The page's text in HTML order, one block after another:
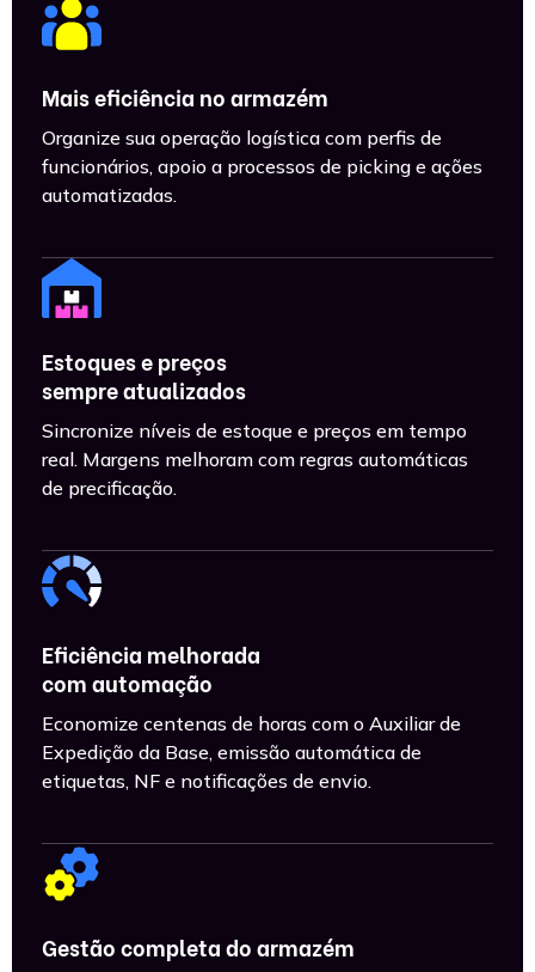
Mais eficiência no armazém
Organize sua operação logística com perfis de
funcionários, apoio a processos de picking e ações
automatizadas.
Estoques e preços
sempre atualizados
Sincronize níveis de estoque e preços em tempo
real. Margens melhoram com regras automáticas
de precificação.
Eficiência melhorada
com automação
Economize centenas de horas com o Auxiliar de
Expedição da Base, emissão automática de
etiquetas, NF e notificações de envio.
Gestão completa do armazém